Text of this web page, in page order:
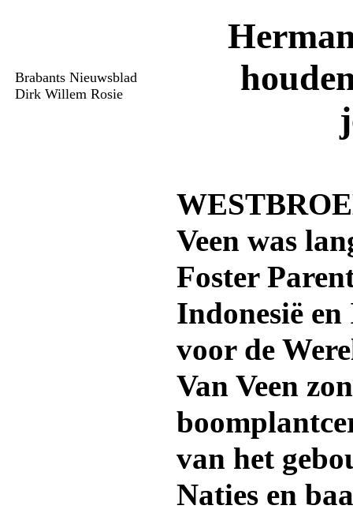
Brabants Nieuwsblad
Dirk Willem Rosie
Veen was
Foster
Indonesië
voor de
Van Veen
van het
Naties en